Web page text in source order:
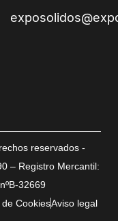
reservados -
– Registro Mercantil:
32669
CookiesAviso legal